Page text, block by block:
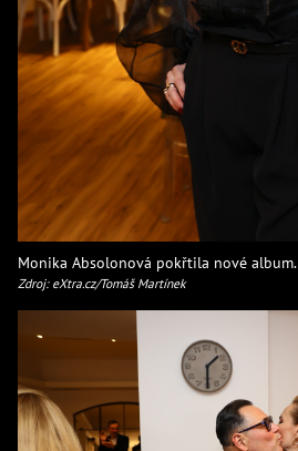
Monika Absolonová pokřtila nové album.
Zdroj: eXtra.cz/Tomáš Martínek